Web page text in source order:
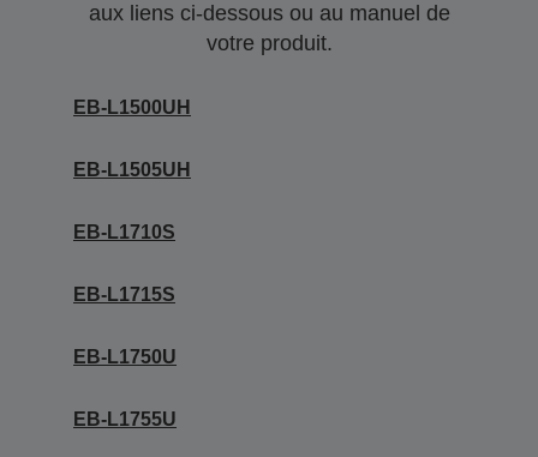
aux liens ci-dessous ou au manuel de
votre produit.
EB-L1500UH
EB-L1505UH
EB-L1710S
EB-L1715S
EB-L1750U
EB-L1755U